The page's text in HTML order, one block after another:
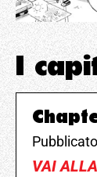
I
VAI